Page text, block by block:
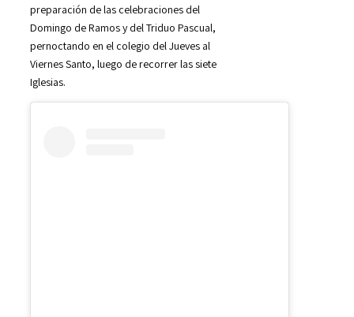
preparación de las celebraciones del
Domingo de Ramos y del Triduo Pascual,
pernoctando en el colegio del Jueves al
Viernes Santo, luego de recorrer las siete
Iglesias.